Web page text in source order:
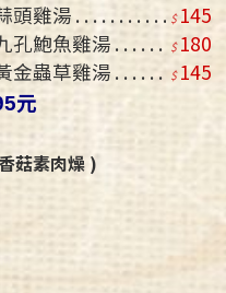
頭雞湯
145
孔鮑魚雞湯
180
金蟲草雞湯 145
元
菇素肉燥 )